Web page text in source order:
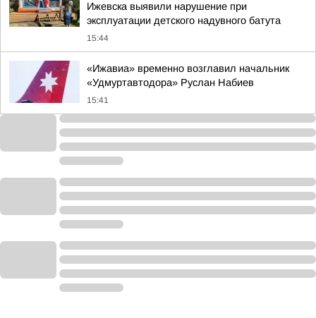
Ижевска выявили нарушение при
эксплуатации детского надувного батута
15:44
«Ижавиа» временно возглавил начальник
«Удмуртавтодора» Руслан Набиев
15:41